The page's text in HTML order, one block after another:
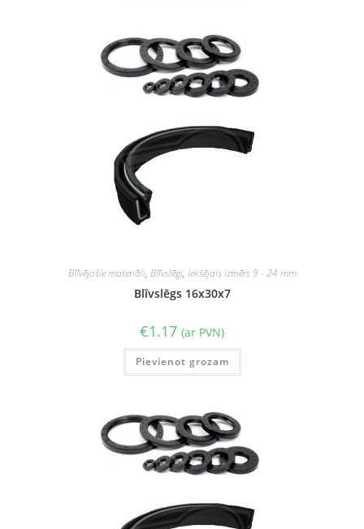
Blīvējošie materiāli, Blīvslēgi, Iekšējais izmērs 9 - 24 mm
Blīvslēgs 16x30x7
€1.17 (ar PVN)
Pievienot grozam